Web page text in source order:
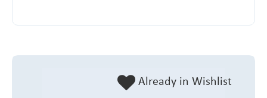
Already in Wishlist